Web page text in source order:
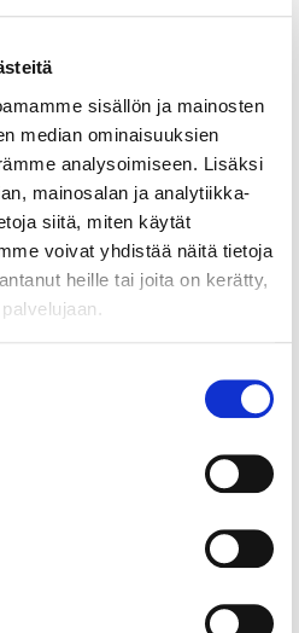
sisällön ja mainosten
median ominaisuuksien
analysoimiseen. Lisäksi
mainosalan ja analytiikka-
siitä, miten käytät
voivat yhdistää näitä tietoja
heille tai joita on kerätty,
erityisesti
ravintola-ala